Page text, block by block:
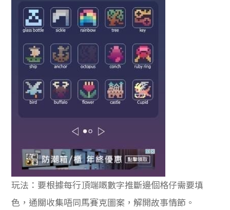
玩法：要根據每行頂端嘅數字推斷邊個格仔需要填
色，通關收集唔同馬賽克圖案，解開故事情節。